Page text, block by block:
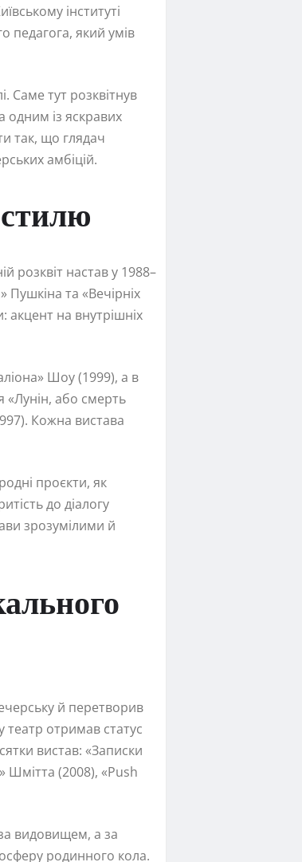
інституті
педагога, який умів
Саме тут розквітнув
одним із яскравих
так, що глядач
амбіцій.
розквіт настав у 1988–
Пушкіна та «Вечірніх
акцент на внутрішніх
Шоу (1999), а в
«Лунін, або смерть
Кожна вистава
проєкти, як
до діалогу
зрозумілими й
й перетворив
отримав статус
вистав: «Записки
Шмітта (2008), «Push
видовищем, а за
родинного кола.